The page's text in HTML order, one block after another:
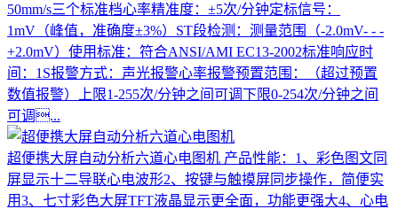
50mm/s三个标准档心率精准度：±5次/分钟定标信号：
1mV（峰值，准确度±3%）ST段检测：测量范围（-2.0mV- - -
+2.0mV）使用标准：符合ANSI/AMI EC13-2002标准响应时
间：1S报警方式：声光报警心率报警预置范围：（超过预置
数值报警）上限1-255次/分钟之间可调下限0-254次/分钟之间
可调...
超便携大屏自动分析六道心电图机 产品性能：1、彩色图文同
屏显示十二导联心电波形2、按键与触摸屏同步操作，简便实
用3、七寸彩色大屏TFT液晶显示更全面，功能更强大4、心电